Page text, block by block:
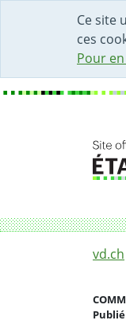
Ce site
ces
Pour
Fil
vd.ch